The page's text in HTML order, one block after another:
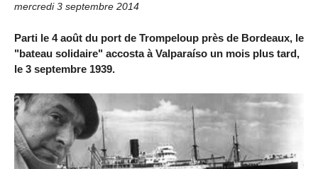
mercredi 3 septembre 2014
Parti le 4 août du port de Trompeloup près de Bordeaux, le
"bateau solidaire" accosta à Valparaíso un mois plus tard,
le 3 septembre 1939.